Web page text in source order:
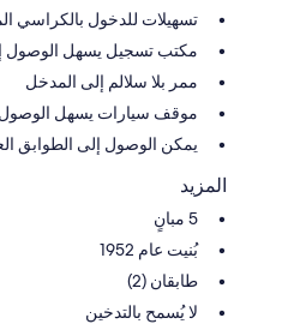
تسهيلات للدخول بالكراسي
مكتب تسجيل يسهل الوصول
ممر بلا سلالم إلى المدخل
موقف سيارات يسهل الوصول
يمكن الوصول إلى الطوابق
المزيد
5 مبانٍ
بُنيت عام 1952
طابقان (2)
لا يُسمح بالتدخين